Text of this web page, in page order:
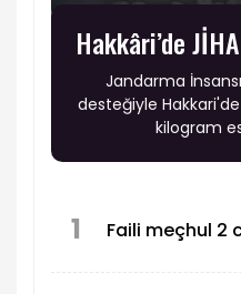
Hakkâri’de
Jandarma
desteğiyle Hakkari'de
kilogram
1 Faili meçhul 2